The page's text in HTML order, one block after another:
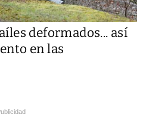
deformados... así
en las